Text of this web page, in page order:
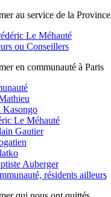
au service de la Province
Le Méhauté
ou Conseillers
en communauté à Paris
Le Méhauté
Gautier
Auberger
résidents ailleurs